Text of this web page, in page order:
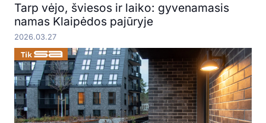
Tarp vėjo, šviesos ir laiko: gyvenamasis
namas Klaipėdos pajūryje
2026.03.27